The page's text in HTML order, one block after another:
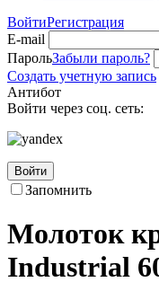
ВойтиРегистрация
E-mail
ПарольЗабыли пароль?
Создать учетную запись
Антибот
Войти через соц. сеть:
Войти
Запомнить
Молоток
Industrial